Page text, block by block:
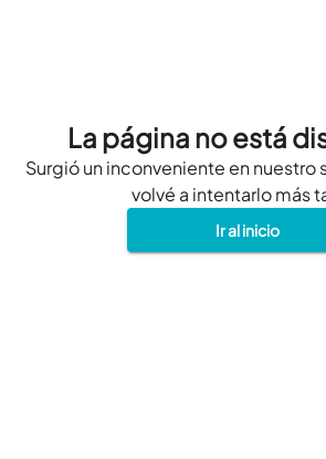
La página no está
Surgió un inconveniente en nuestro
volvé a intentarlo más
Ir al inicio